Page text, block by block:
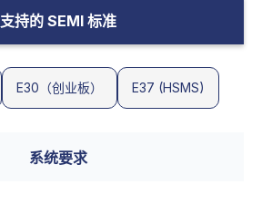
支持的 SEMI 标准
系统要求
E30（创业板） E37 (HSMS)